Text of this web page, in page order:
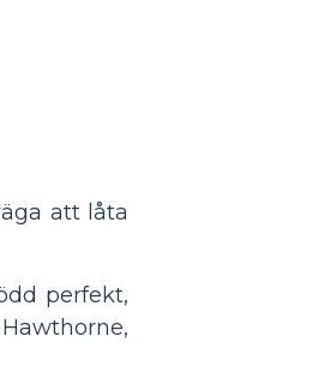
att låta
perfekt,